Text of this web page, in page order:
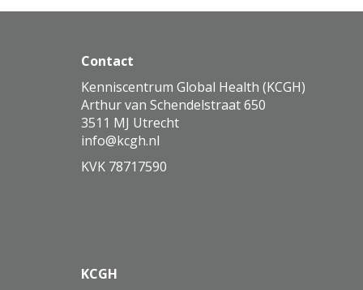
Contact
Kenniscentrum Global Health (KCGH)
Arthur van Schendelstraat 650
3511 MJ Utrecht
ofni@kcgh.nl
KVK 78717590
KCGH